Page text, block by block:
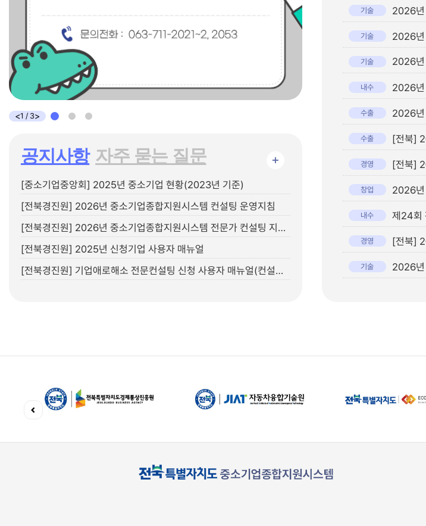
<1 / 3>
공지사항 자주 묻는 질문 +
[중소기업중앙회] 2025년 중소기업 현황(2023년 기준)
[전북경진원] 2026년 중소기업종합지원시스템 컨설팅 운영지침
[전북경진원] 2026년 중소기업종합지원시스템 전문가 컨설팅 지원제외 업종 안내
[전북경진원] 2025년 신청기업 사용자 매뉴얼
[전북경진원] 기업애로해소 전문컨설팅 신청 사용자 매뉴얼(컨설턴트용)
기술
기술
기술 2026년
내수 2026년
수출 2026년
수출 [전북]
경영
창업 2026년
내수 제24회
경영
기술